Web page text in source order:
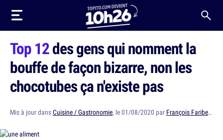
Top 12des gens qui nomment la
bouffe de façon bizarre, non les
chocotubes ça n'existe pas
Mis à jour dansCuisine / Gastronomie, le 01/08/2020 par François Faribeault